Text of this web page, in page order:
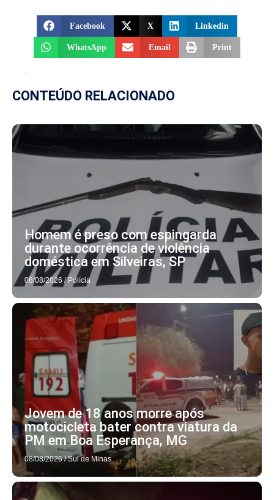
Facebook X Linkedin
WhatsApp Email Print
CONTEÚDO RELACIONADO
Homem é preso com espingarda
durante ocorrência de violência
doméstica em Silveiras, SP
08/08/2026 / Polícia
Jovem de 18 anos morre após
motocicleta bater contra viatura da
PM em Boa Esperança, MG
08/08/2026 / Sul de Minas